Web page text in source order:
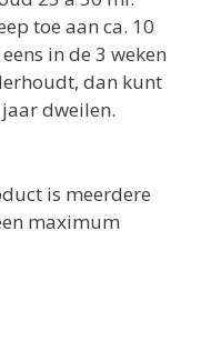
toe aan ca. 10
in de 3 weken
dan kunt
dweilen.
is meerdere
maximum